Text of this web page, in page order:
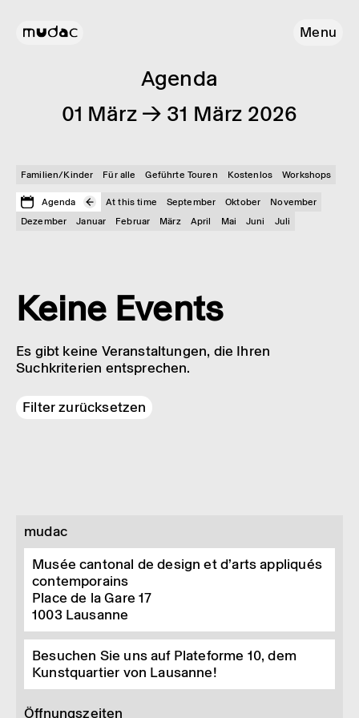
Menu
Agenda
01 März → 31 März 2026
Familien/Kinder Für alle Geführte Touren Kostenlos Workshops
Agenda At this time September Oktober
November
Dezember
Januar Februar März April Mai Juni Juli
Keine Events
Es gibt keine Veranstaltungen, die Ihren
Suchkriterien entsprechen.
Filter zurücksetzen
mudac
Musée cantonal de design et d’arts appliqués
contemporains
Place de la Gare 17
1003 Lausanne
Besuchen Sie uns auf Plateforme 10, dem
Kunstquartier von Lausanne!
Öffnungszeiten